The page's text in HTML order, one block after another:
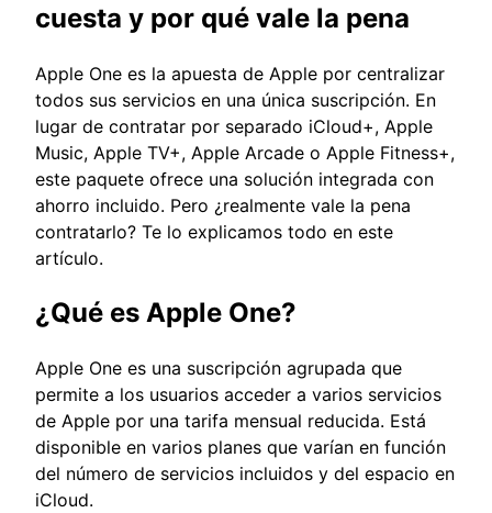
cuesta y por qué vale la pena
Apple One es la apuesta de Apple por centralizar
todos sus servicios en una única suscripción. En
lugar de contratar por separado iCloud+, Apple
Music, Apple TV+, Apple Arcade o Apple Fitness+,
este paquete ofrece una solución integrada con
ahorro incluido. Pero ¿realmente vale la pena
contratarlo? Te lo explicamos todo en este
artículo.
¿Qué es Apple One?
Apple One es una suscripción agrupada que
permite a los usuarios acceder a varios servicios
de Apple por una tarifa mensual reducida. Está
disponible en varios planes que varían en función
del número de servicios incluidos y del espacio en
iCloud.